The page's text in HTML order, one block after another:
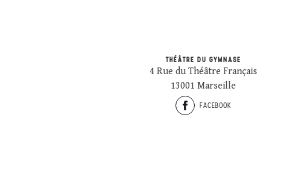
THÉÂTRE DU GYMNASE
4 Rue du Théâtre Français
13001 Marseille
FACEBOOK